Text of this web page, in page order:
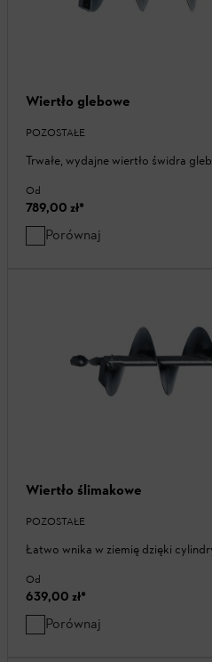
Wiertło glebowe
POZOSTAŁE
Trwałe, wydajne wiertło świdra
Od
789,00 zł*
Porównaj
Wiertło ślimakowe
POZOSTAŁE
Łatwo wnika w ziemię dzięki
Od
639,00 zł*
Porównaj